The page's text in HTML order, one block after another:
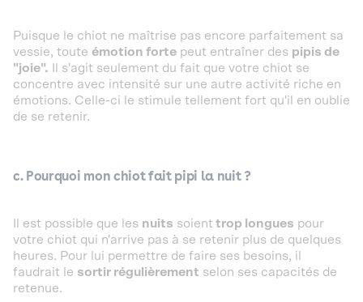
Puisque le chiot ne maîtrise pas encore parfaitement sa
vessie, toute émotion forte peut entraîner des pipis de
"joie". Il s'agit seulement du fait que votre chiot se
concentre avec intensité sur une autre activité riche en
émotions. Celle-ci le stimule tellement fort qu'il en oublie
de se retenir.
c. Pourquoi mon chiot fait pipi la nuit ?
Il est possible que les nuits soient trop longues pour
votre chiot qui n'arrive pas à se retenir plus de quelques
heures. Pour lui permettre de faire ses besoins, il
faudrait le sortir régulièrement selon ses capacités de
retenue.